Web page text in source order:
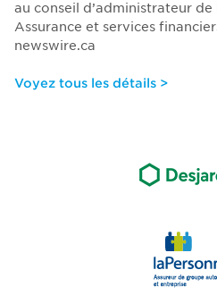
au conseil d’administrateur de
Assurance et services
newswire.ca
Voyez tous les détails >